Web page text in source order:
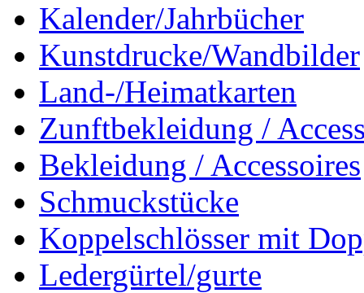
Kalender/Jahrbücher
Kunstdrucke/Wandbilder
Land-/Heimatkarten
Zunftbekleidung /
Bekleidung / Accessoires
Schmuckstücke
Koppelschlösser mit
Ledergürtel/gurte